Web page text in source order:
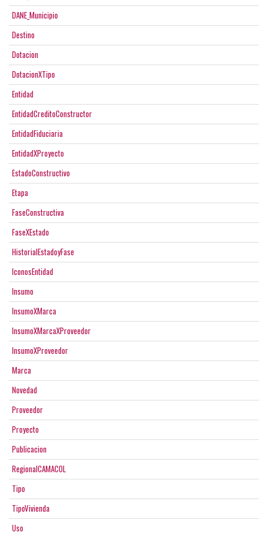
DANE_Municipio
Destino
Dotacion
DotacionXTipo
Entidad
EntidadCreditoConstructor
EntidadFiduciaria
EntidadXProyecto
EstadoConstructivo
Etapa
FaseConstructiva
FaseXEstado
HistorialEstadoyFase
IconosEntidad
Insumo
InsumoXMarca
InsumoXMarcaXProveedor
InsumoXProveedor
Marca
Novedad
Proveedor
Proyecto
Publicacion
RegionalCAMACOL
Tipo
TipoVivienda
Uso